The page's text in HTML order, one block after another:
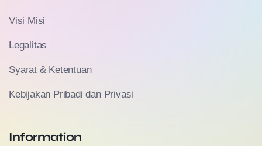
Visi Misi
Legalitas
Syarat & Ketentuan
Kebijakan Pribadi dan Privasi
Information